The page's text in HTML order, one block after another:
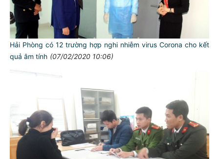
Hải Phòng có 12 trường hợp nghi nhiễm virus Corona cho kết
quả âm tính (07/02/2020 10:06)